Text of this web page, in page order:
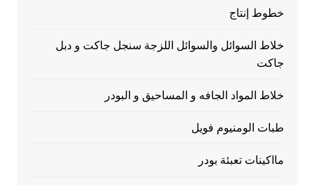
خطوط إنتاج
خلاط السوائل والسوائل اللزجة سنجل جاكت و دبل
جاكت
خلاط المواد الجافه و المساحيق و البودر
طبات الومنيوم فويل
مااكينات تعبئة بودر